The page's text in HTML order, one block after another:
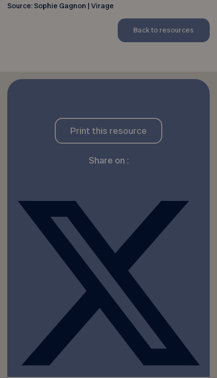
Source: Sophie Gagnon | Virage
Back to resources
Print this resource
Share on :